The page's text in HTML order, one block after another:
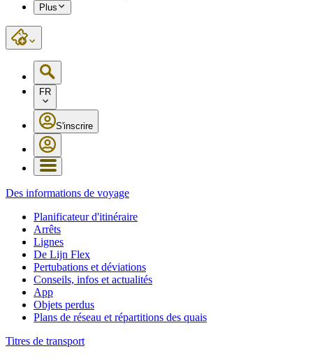
Plus
FR
S'inscrire
Des informations de voyage
Planificateur d'itinéraire
Arrêts
Lignes
De Lijn Flex
Pertubations et déviations
Conseils, infos et actualités
App
Objets perdus
Plans de réseau et répartitions des quais
Titres de transport